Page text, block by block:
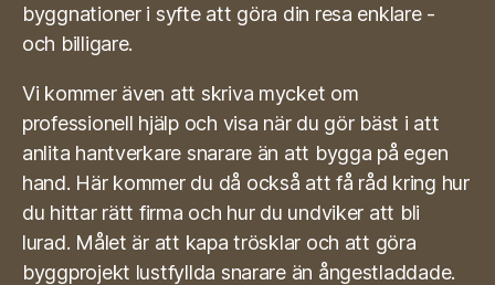
byggnationer i syfte att göra din resa enklare -
och billigare.
Vi kommer även att skriva mycket om
professionell hjälp och visa när du gör bäst i att
anlita hantverkare snarare än att bygga på egen
hand. Här kommer du då också att få råd kring hur
du hittar rätt firma och hur du undviker att bli
lurad. Målet är att kapa trösklar och att göra
byggprojekt lustfyllda snarare än ångestladdade.